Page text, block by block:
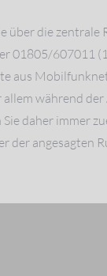
über die zentrale
01805/607011
aus
während
daher immer
der angesagten